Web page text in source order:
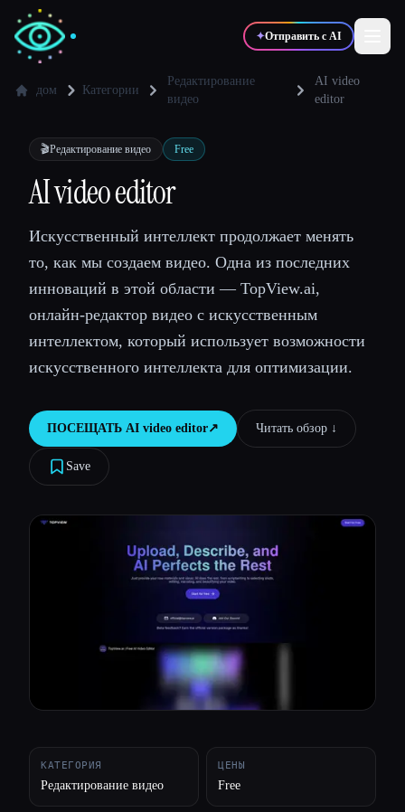
✦Отправить с AI
💻 Разработчики
🎓Студенты 🎬Креаторы
Все категории
О нас
дом Категории
Редактирование
видео
AI video
editor
🎬Редактирование видео Free
AI video editor
Искусственный интеллект продолжает менять
то, как мы создаем видео. Одна из последних
инноваций в этой области — TopView.ai,
онлайн-редактор видео с искусственным
интеллектом, который использует возможности
искусственного интеллекта для оптимизации.
ПОСЕЩАТЬ AI video editor↗︎ Читать обзор ↓︎
Save
КАТЕГОРИЯ
Редактирование видео
ЦЕНЫ
Free